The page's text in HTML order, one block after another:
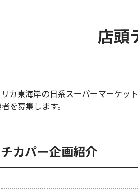
店頭
カ東海岸の日系スーパーマーケッ
を募集します。
チカパー企画紹介